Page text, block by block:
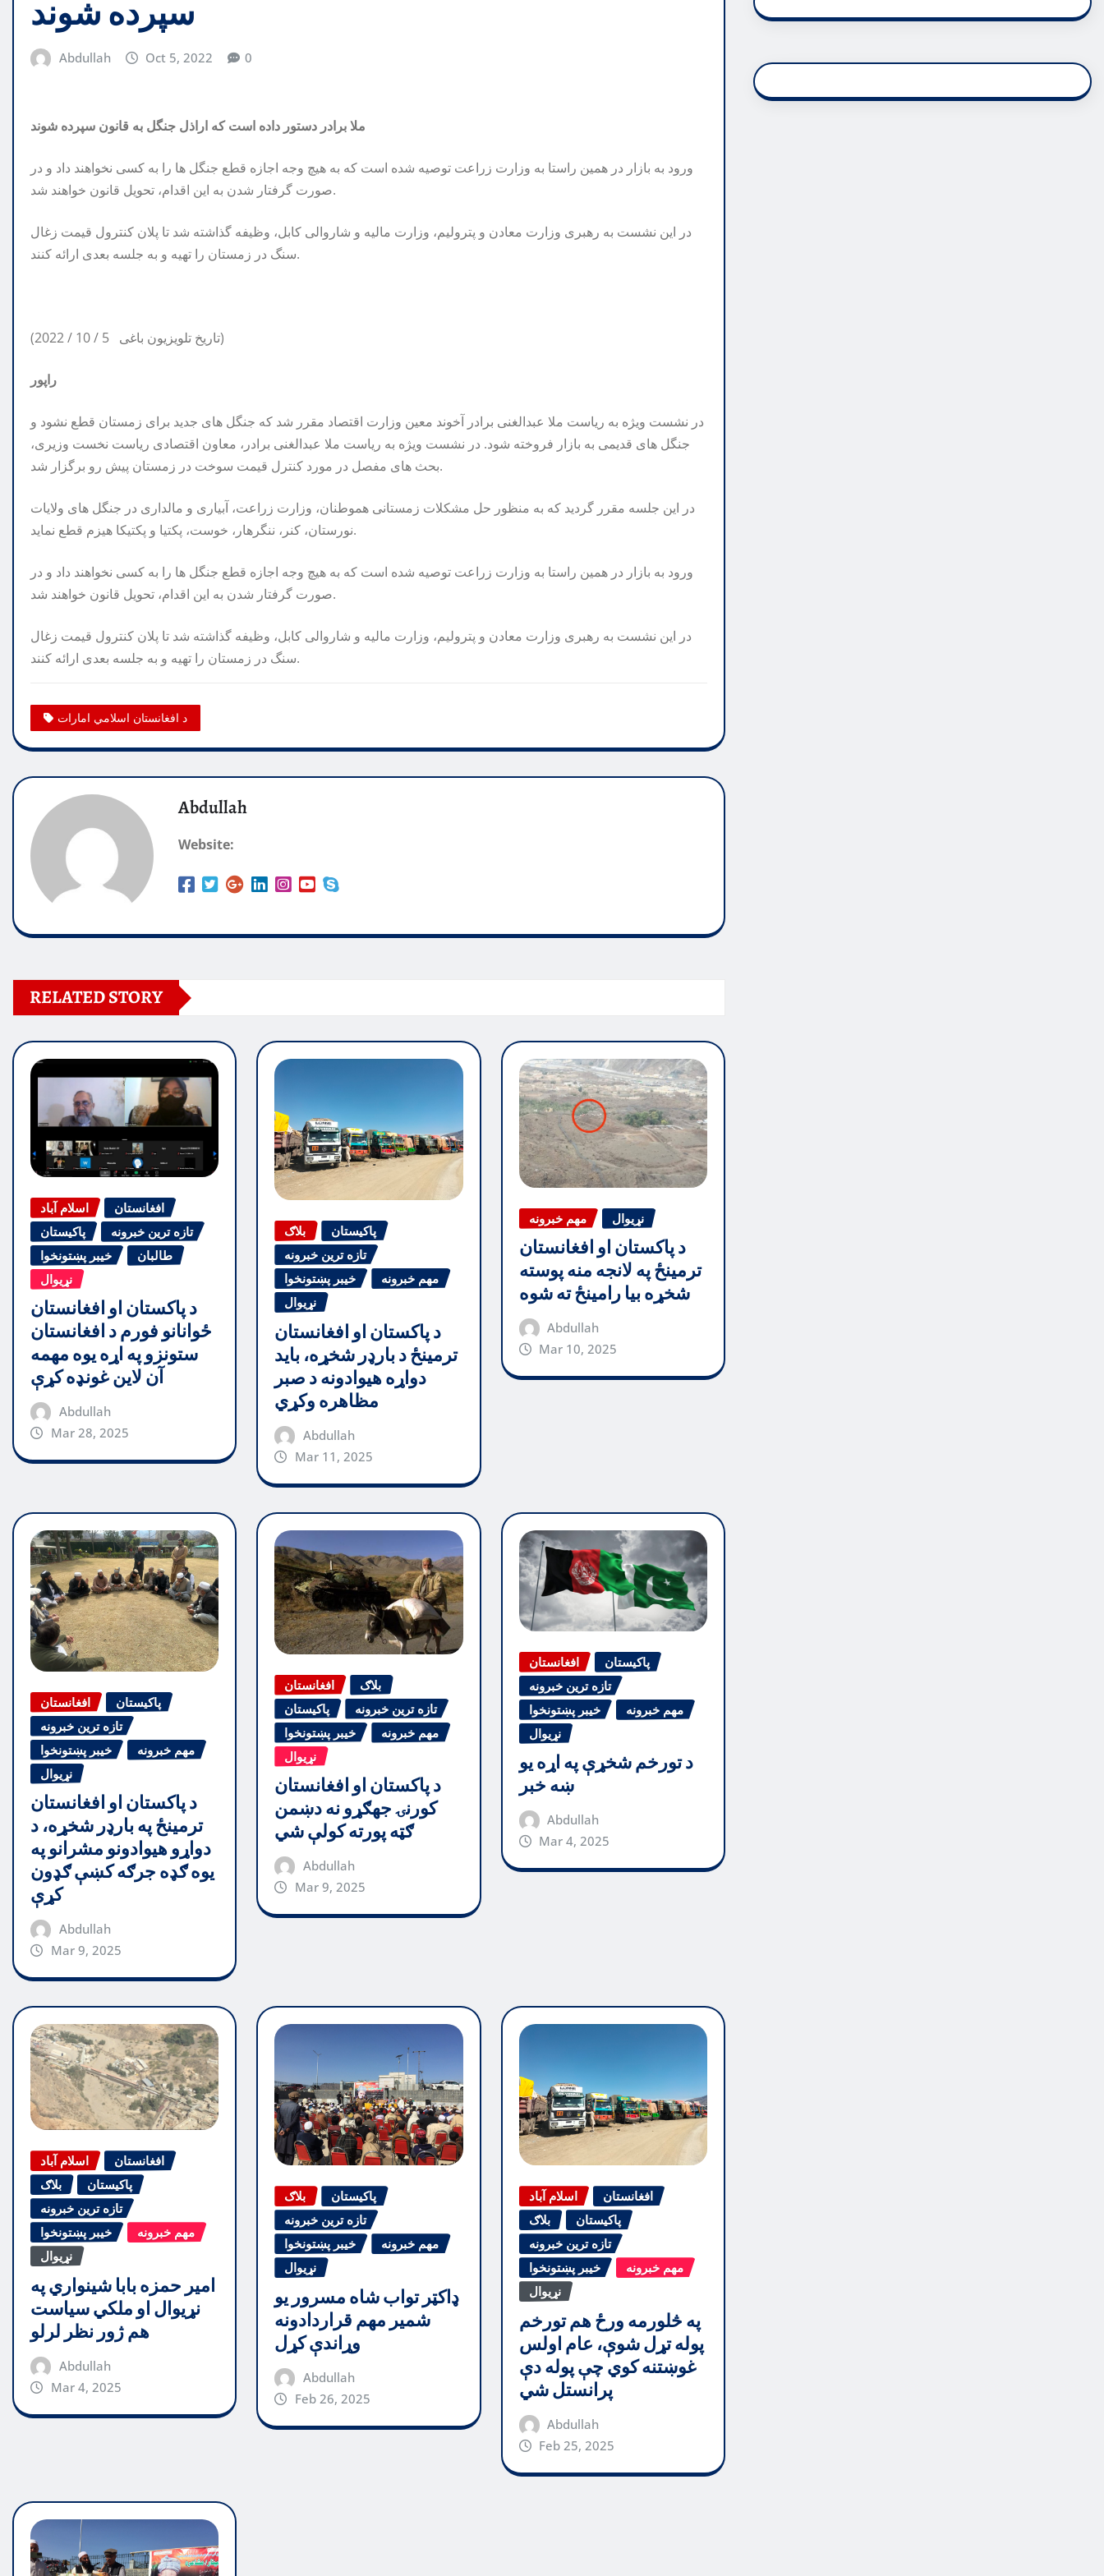
سپرده شوند
Abdullah Oct 5, 2022 0
ملا برادر دستور داده است که اراذل جنگل به قانون سپرده شوند
ورود به بازار در همین راستا به وزارت زراعت توصیه شده است که به هیچ وجه اجازه قطع جنگل ها را به کسی نخواهند داد و در
صورت گرفتار شدن به این اقدام، تحویل قانون خواهند شد.
در این نشست به رهبری وزارت معادن و پترولیم، وزارت مالیه و شاروالی کابل، وظیفه گذاشته شد تا پلان کنترول قیمت زغال
سنگ در زمستان را تهیه و به جلسه بعدی ارائه کنند.
(2022 / 10 / 5 تاریخ تلویزیون باغی)
در نشست ویژه به ریاست ملا عبدالغنی برادر آخوند معین وزارت اقتصاد مقرر شد که جنگل های جدید برای زمستان قطع نشود و
جنگل های قدیمی به بازار فروخته شود. در نشست ویژه به ریاست ملا عبدالغنی برادر، معاون اقتصادی ریاست نخست وزیری،
بحث های مفصل در مورد کنترل قیمت سوخت در زمستان پیش رو برگزار شد.
در این جلسه مقرر گردید که به منظور حل مشکلات زمستانی هموطنان، وزارت زراعت، آبیاری و مالداری در جنگل های ولایات
نورستان، کنر، ننگرهار، خوست، پکتیا و پکتیکا هیزم قطع نماید.
ورود به بازار در همین راستا به وزارت زراعت توصیه شده است که به هیچ وجه اجازه قطع جنگل ها را به کسی نخواهند داد و در
صورت گرفتار شدن به این اقدام، تحویل قانون خواهند شد.
در این نشست به رهبری وزارت معادن و پترولیم، وزارت مالیه و شاروالی کابل، وظیفه گذاشته شد تا پلان کنترول قیمت زغال
سنگ در زمستان را تهیه و به جلسه بعدی ارائه کنند.
د افغانستان اسلامي امارات
Abdullah
Website:
RELATED STORY
اسلام آباد
افغانستان
پاکیستان
تازه ترین خبرونه
خیبر پښتونخوا
طالبان
نړیوال
د پاکستان او افغانستان
ځوانانو فورم د افغانستان
ستونزو په اړه یوه مهمه
آن لاین غونډه کړې
Abdullah
Mar 28, 2025
بلاګ
پاکیستان
تازه ترین خبرونه
خیبر پښتونخوا
مهم خبرونه
نړیوال
د پاکستان او افغانستان
ترمینځ د بارډر شخړه، باید
دواړه هیوادونه د صبر
مظاهره وکړي
Abdullah
Mar 11, 2025
مهم خبرونه نړیوال
د پاکستان او افغانستان
ترمینځ په لانجه منه پوسته
شخړه بیا رامینځ ته شوه
Abdullah
Mar 10, 2025
افغانستان
پاکیستان
تازه ترین خبرونه
خیبر پښتونخوا
مهم خبرونه
نړیوال
د پاکستان او افغانستان
ترمینځ په بارډر شخړه، د
دواړو هیوادونو مشرانو په
یوه ګډه جرګه کښې ګډون
کړې
Abdullah
Mar 9, 2025
افغانستان
بلاګ
پاکیستان
تازه ترین خبرونه
خیبر پښتونخوا
مهم خبرونه
نړیوال
د پاکستان او افغانستان
کورنۍ جهګړو نه دښمن
ګټه پورته کولې شي
Abdullah
Mar 9, 2025
افغانستان
پاکیستان
تازه ترین خبرونه
خیبر پښتونخوا
مهم خبرونه
نړیوال
د تورخم شخړې په اړه یو
ښه خبر
Abdullah
Mar 4, 2025
اسلام آباد
افغانستان
بلاګ
پاکیستان
تازه ترین خبرونه
خیبر پښتونخوا
مهم خبرونه
نړیوال
امیر حمزه بابا شینواري په
نړیوال او ملکي سیاست
هم ژور نظر لرلو
Abdullah
Mar 4, 2025
بلاګ
پاکیستان
تازه ترین خبرونه
خیبر پښتونخوا
مهم خبرونه
نړیوال
ډاکټر تواب شاه مسرور یو
شمیر مهم قراردادونه
وړاندې کړل
Abdullah
Feb 26, 2025
اسلام آباد
افغانستان
بلاګ
پاکیستان
تازه ترین خبرونه
خیبر پښتونخوا
مهم خبرونه
نړیوال
په څلورمه ورځ هم تورخم
پوله تړل شوې، عام اولس
غوښتنه کوي چې پوله دې
پرانستل شي
Abdullah
Feb 25, 2025